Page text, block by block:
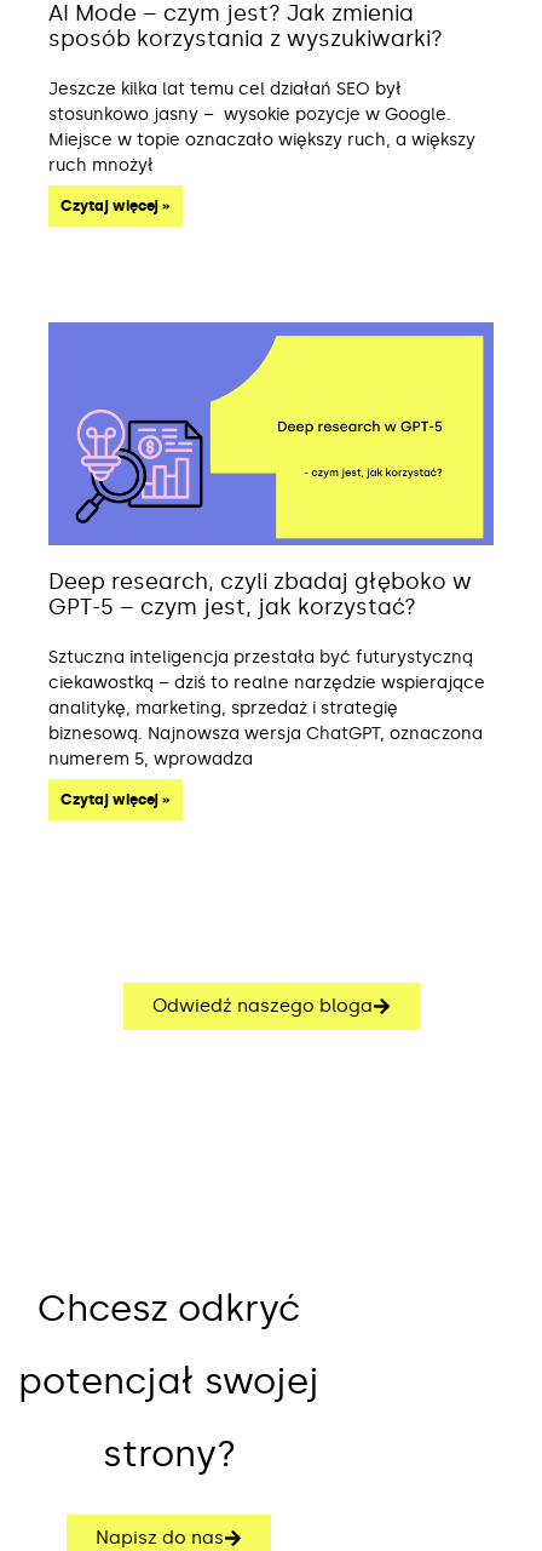
AI Mode – czym jest? Jak zmienia
sposób korzystania z wyszukiwarki?
Jeszcze kilka lat temu cel działań SEO był
stosunkowo jasny – wysokie pozycje w Google.
Miejsce w topie oznaczało większy ruch, a większy
ruch mnożył
Czytaj więcej »
Deep research, czyli zbadaj głęboko w
GPT-5 – czym jest, jak korzystać?
Sztuczna inteligencja przestała być futurystyczną
ciekawostką – dziś to realne narzędzie wspierające
analitykę, marketing, sprzedaż i strategię
biznesową. Najnowsza wersja ChatGPT, oznaczona
numerem 5, wprowadza
Czytaj więcej »
Odwiedź naszego bloga
Chcesz odkryć
potencjał swojej
strony?
Napisz do nas